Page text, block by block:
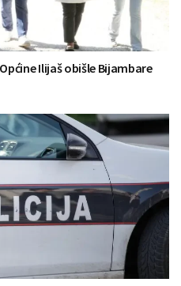
Ilijaš obišle Bijambare